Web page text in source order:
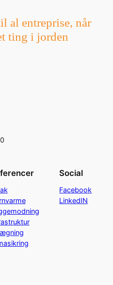
al entreprise, når
ting i jorden
Social
Facebook
LinkedIN